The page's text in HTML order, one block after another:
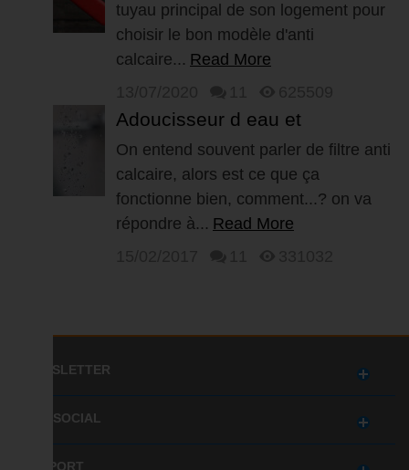
eau...
tuyau principal de son logement pour
choisir le bon modèle d'anti
calcaire... Read More
Adoucisseur d eau et
anticalcaire 3eme Partie, Filtre
anti calcaire
On entend souvent parler de filtre anti
calcaire, alors est ce que ça
fonctionne bien, comment...? on va
répondre à... Read More
NEWSLETTER
GET SOCIAL
SUPPORT